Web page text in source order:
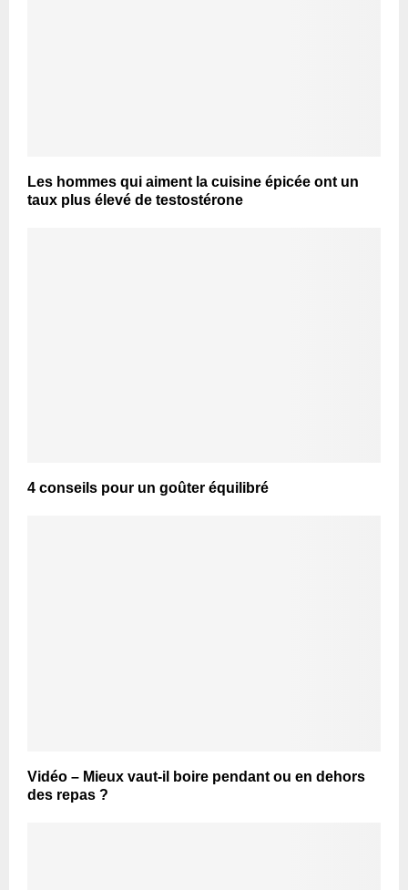
Les hommes qui aiment la cuisine épicée ont un
taux plus élevé de testostérone
4 conseils pour un goûter équilibré
Vidéo – Mieux vaut-il boire pendant ou en dehors
des repas ?